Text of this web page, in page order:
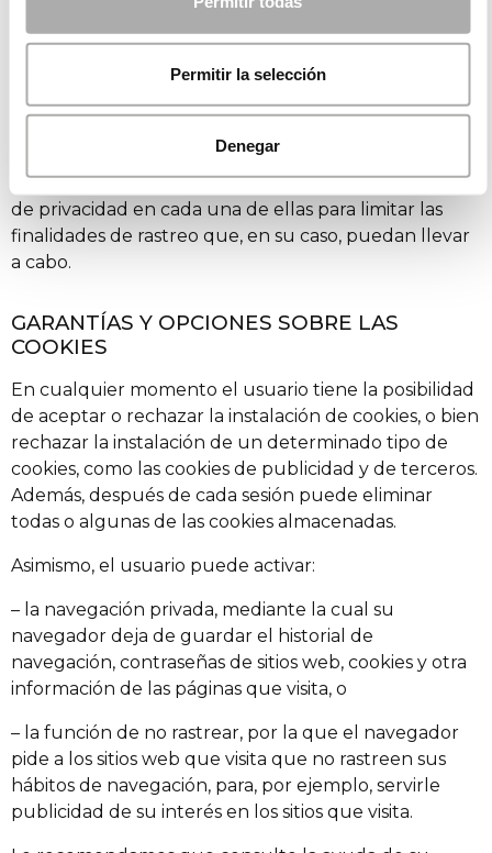
Permitir la selección
Denegar
social, aunque éstas suelen ser técnicas para el
control del inicio de sesión o mostrar el contador que
determinado contenido.
condiciones de privacidad y cookies de cada red
social, y en su caso, que modifiquen los parámetros
de privacidad en cada una de ellas para limitar las
finalidades de rastreo que, en su caso, puedan llevar
a cabo.
GARANTÍAS Y OPCIONES SOBRE LAS
COOKIES
En cualquier momento el usuario tiene la posibilidad
de aceptar o rechazar la instalación de cookies, o bien
rechazar la instalación de un determinado tipo de
cookies, como las cookies de publicidad y de terceros.
Además, después de cada sesión puede eliminar
todas o algunas de las cookies almacenadas.
Asimismo, el usuario puede activar:
– la navegación privada, mediante la cual su
navegador deja de guardar el historial de
navegación, contraseñas de sitios web, cookies y otra
información de las páginas que visita, o
– la función de no rastrear, por la que el navegador
pide a los sitios web que visita que no rastreen sus
hábitos de navegación, para, por ejemplo, servirle
publicidad de su interés en los sitios que visita.